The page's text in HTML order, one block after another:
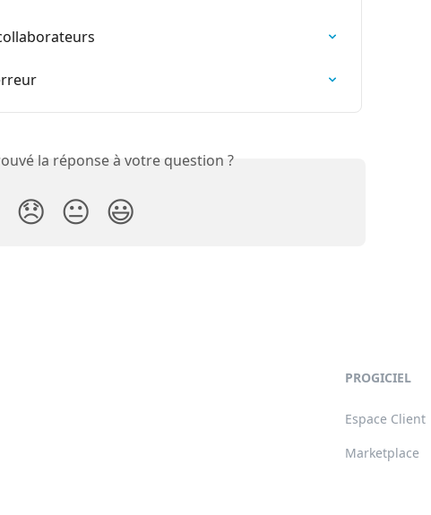
la réponse à votre question ?
😞 😐 😃
PROGICIEL
Espace Client
Marketplace